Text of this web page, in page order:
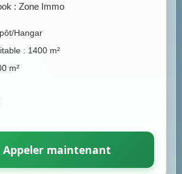
: Zone Immo
Hangar
: 1400 m²
m²
Appeler maintenant